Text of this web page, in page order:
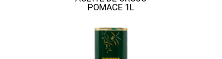
POMACE 1L